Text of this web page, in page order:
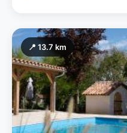
📍 13.7 km